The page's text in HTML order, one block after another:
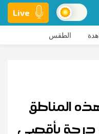
Live
الطقس
المناطق
والحرارة تصل الى 40 درجة بأقصى